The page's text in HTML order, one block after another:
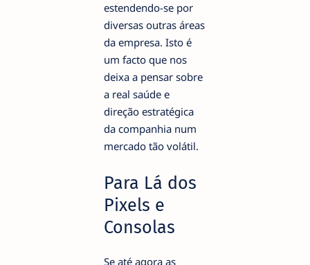
estendendo-se por
diversas outras áreas
da empresa. Isto é
um facto que nos
deixa a pensar sobre
a real saúde e
direção estratégica
da companhia num
mercado tão volátil.
Para Lá dos
Pixels e
Consolas
Se até agora as